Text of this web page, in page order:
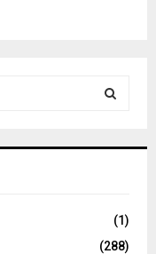
(1)
(288)